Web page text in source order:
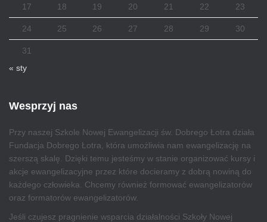
17 18 19 20 21 22 23
24 25 26 27 28 29 30
31
« sty
Wesprzyj nas
Przy naszej Szkole Nowej Ewangelizacji św. Dobrego Łotra działa
Fundacja Dobrego Łotra, która umożliwia nam ewangelizację na
szerszą skalę. Dzięki temu jesteśmy w stanie organizować kursy i
akcje ewangelizacyjne przez które docieramy z dobrą nowiną do
każdego człowieka. Chcemy również formować ewangelizatorów
oraz formatorów ewangelizatorów.
Jeśli czujesz pragnienie wsparcia działalności Szkoły Nowej